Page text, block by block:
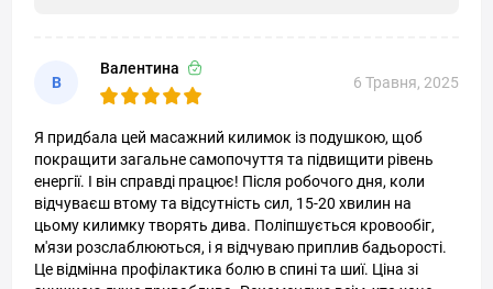
В
Валентина
6 Травня, 2025
Я придбала цей масажний килимок із подушкою, щоб
покращити загальне самопочуття та підвищити рівень
енергії. І він справді працює! Після робочого дня, коли
відчуваєш втому та відсутність сил, 15-20 хвилин на
цьому килимку творять дива. Поліпшується кровообіг,
м'язи розслаблюються, і я відчуваю приплив бадьорості.
Це відмінна профілактика болю в спині та шиї. Ціна зі